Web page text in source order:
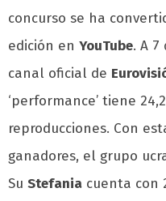
concurso se ha
edición en YouTube. A
canal oficial de
‘performance’ tiene
reproducciones. Con
ganadores, el grupo
Su Stefania cuenta con